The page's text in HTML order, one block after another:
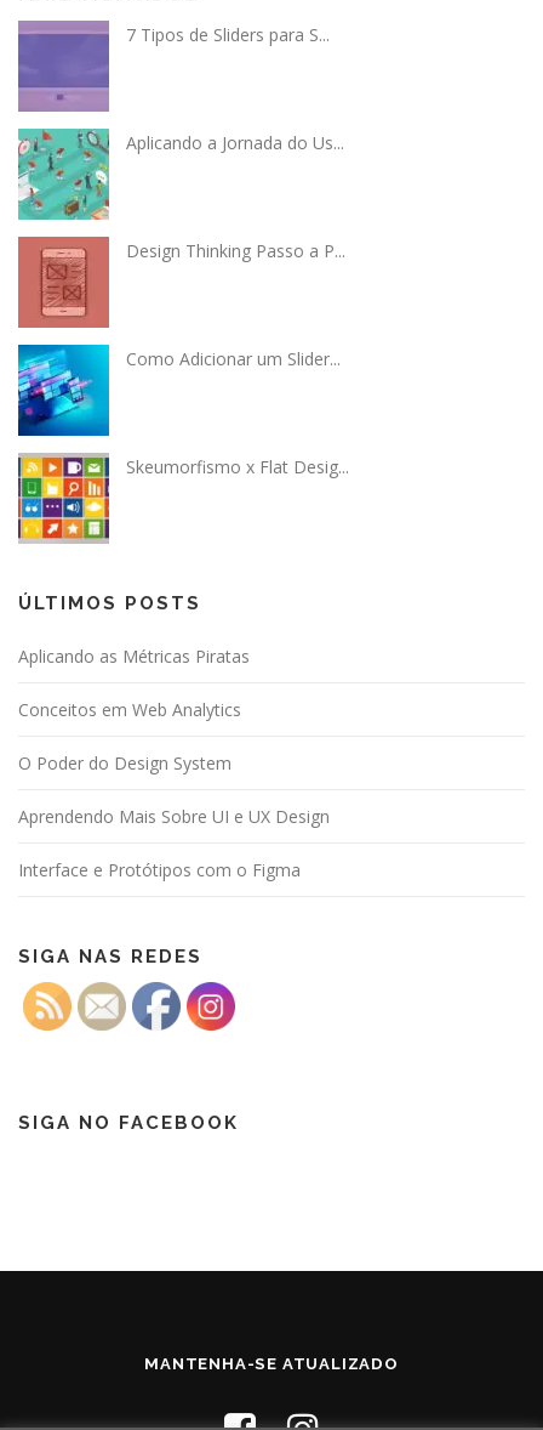
7 Tipos de Sliders para S...
Aplicando a Jornada do Us...
Design Thinking Passo a P...
Como Adicionar um Slider...
Skeumorfismo x Flat Desig...
ÚLTIMOS POSTS
Aplicando as Métricas Piratas
Conceitos em Web Analytics
O Poder do Design System
Aprendendo Mais Sobre UI e UX Design
Interface e Protótipos com o Figma
SIGA NAS REDES
SIGA NO FACEBOOK
MANTENHA-SE ATUALIZADO